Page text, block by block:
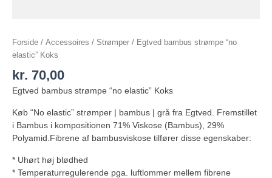
Forside / Accessoires / Strømper / Egtved bambus strømpe “no
elastic” Koks
kr. 70,00
Egtved bambus strømpe “no elastic” Koks
Køb “No elastic” strømper | bambus | grå fra Egtved. Fremstillet
i Bambus i kompositionen 71% Viskose (Bambus), 29%
Polyamid.Fibrene af bambusviskose tilfører disse egenskaber:
* Uhørt høj blødhed
* Temperaturregulerende pga. luftlommer mellem fibrene